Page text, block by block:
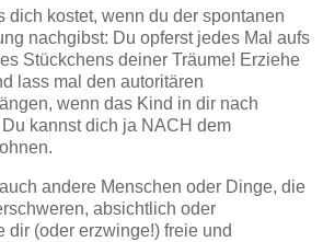
dich kostet, wenn du der spontanen
nachgibst: Du opferst jedes Mal aufs
Stückchens deiner Träume! Erziehe
lass mal den autoritären
wenn das Kind in dir nach
kannst dich ja NACH dem
andere Menschen oder Dinge, die
absichtlich oder
dir (oder erzwinge!) freie und